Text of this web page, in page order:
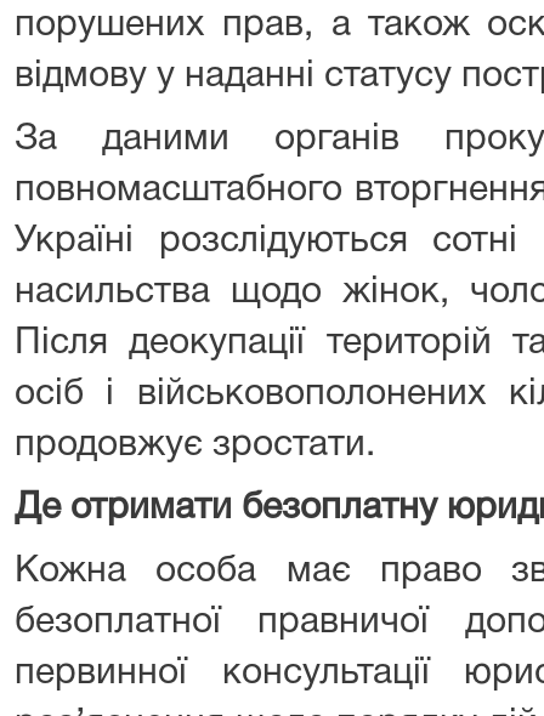
порушених прав, а також
відмову у наданні статусу
За даними органів
повномасштабного
Україні розслідуються
насильства щодо жінок,
Після деокупації територій
осіб і військовополонених
продовжує зростати.
Де отримати безоплатну
Кожна особа має право
безоплатної правничої
первинної консультації